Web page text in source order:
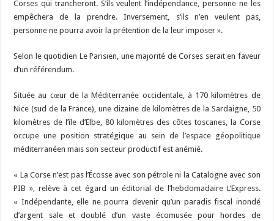
Corses qui trancheront. S’ils veulent l’indépendance, personne ne les
empêchera de la prendre. Inversement, s’ils n’en veulent pas,
personne ne pourra avoir la prétention de la leur imposer ».
Selon le quotidien Le Parisien, une majorité de Corses serait en faveur
d’un référendum.
Située au cœur de la Méditerranée occidentale, à 170 kilomètres de
Nice (sud de la France), une dizaine de kilomètres de la Sardaigne, 50
kilomètres de l’île d’Elbe, 80 kilomètres des côtes toscanes, la Corse
occupe une position stratégique au sein de l’espace géopolitique
méditerranéen mais son secteur productif est anémié.
« La Corse n’est pas l’Écosse avec son pétrole ni la Catalogne avec son
PIB », relève à cet égard un éditorial de l’hebdomadaire L’Express.
« Indépendante, elle ne pourra devenir qu’un paradis fiscal inondé
d’argent sale et doublé d’un vaste écomusée pour hordes de